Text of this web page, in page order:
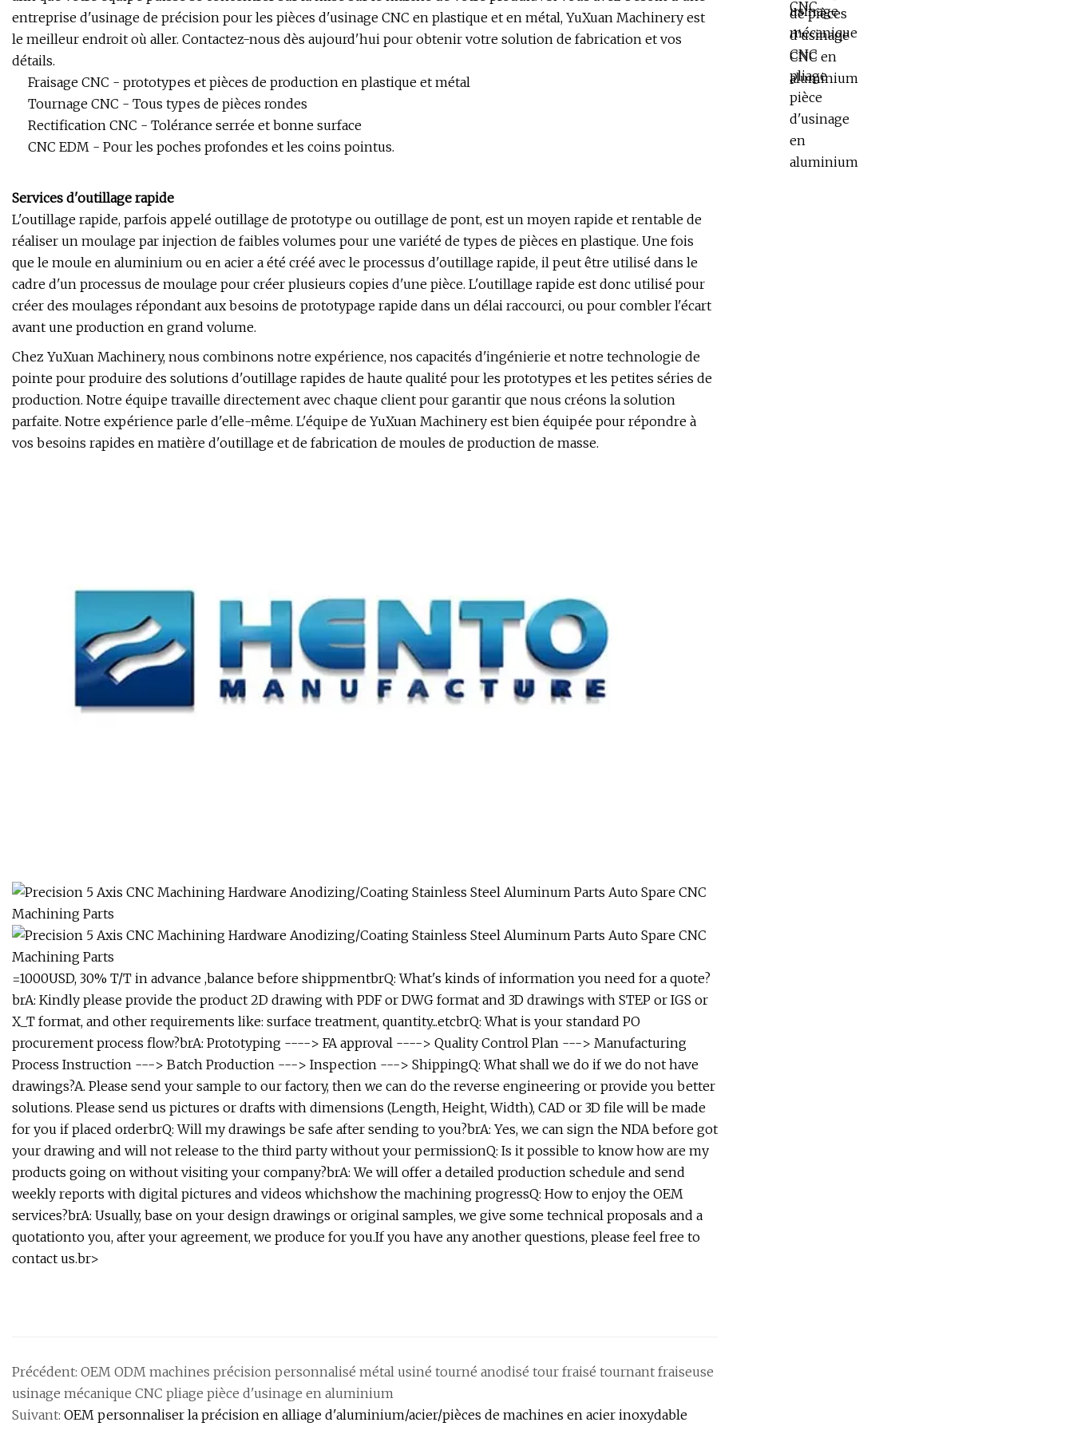
entreprise d'usinage de précision pour les pièces d'usinage CNC en plastique et en métal, YuXuan Machinery est
le meilleur endroit où aller. Contactez-nous dès aujourd'hui pour obtenir votre solution de fabrication et vos
détails.
Fraisage CNC - prototypes et pièces de production en plastique et métal
Tournage CNC - Tous types de pièces rondes
Rectification CNC - Tolérance serrée et bonne surface
CNC EDM - Pour les poches profondes et les coins pointus.
Services d'outillage rapide
L'outillage rapide, parfois appelé outillage de prototype ou outillage de pont, est un moyen rapide et rentable de
réaliser un moulage par injection de faibles volumes pour une variété de types de pièces en plastique. Une fois
que le moule en aluminium ou en acier a été créé avec le processus d'outillage rapide, il peut être utilisé dans le
cadre d'un processus de moulage pour créer plusieurs copies d'une pièce. L'outillage rapide est donc utilisé pour
créer des moulages répondant aux besoins de prototypage rapide dans un délai raccourci, ou pour combler l'écart
avant une production en grand volume.
Chez YuXuan Machinery, nous combinons notre expérience, nos capacités d'ingénierie et notre technologie de
pointe pour produire des solutions d'outillage rapides de haute qualité pour les prototypes et les petites séries de
production. Notre équipe travaille directement avec chaque client pour garantir que nous créons la solution
parfaite. Notre expérience parle d'elle-même. L'équipe de YuXuan Machinery est bien équipée pour répondre à
vos besoins rapides en matière d'outillage et de fabrication de moules de production de masse.
=1000USD, 30% T/T in advance ,balance before shippmentbrQ: What's kinds of information you need for a quote?
brA: Kindly please provide the product 2D drawing with PDF or DWG format and 3D drawings with STEP or IGS or
X_T format, and other requirements like: surface treatment, quantity...etcbrQ: What is your standard PO
procurement process flow?brA: Prototyping ----> FA approval ----> Quality Control Plan ---> Manufacturing
Process Instruction ---> Batch Production ---> Inspection ---> ShippingQ: What shall we do if we do not have
drawings?A. Please send your sample to our factory, then we can do the reverse engineering or provide you better
solutions. Please send us pictures or drafts with dimensions (Length, Height, Width), CAD or 3D file will be made
for you if placed orderbrQ: Will my drawings be safe after sending to you?brA: Yes, we can sign the NDA before got
your drawing and will not release to the third party without your permissionQ: Is it possible to know how are my
products going on without visiting your company?brA: We will offer a detailed production schedule and send
weekly reports with digital pictures and videos whichshow the machining progressQ: How to enjoy the OEM
services?brA: Usually, base on your design drawings or original samples, we give some technical proposals and a
quotationto you, after your agreement, we produce for you.If you have any another questions, please feel free to
contact us.br>
Précédent: OEM ODM machines précision personnalisé métal usiné tourné anodisé tour fraisé tournant fraiseuse
usinage mécanique CNC pliage pièce d'usinage en aluminium
Suivant: OEM personnaliser la précision en alliage d'aluminium/acier/pièces de machines en acier inoxydable